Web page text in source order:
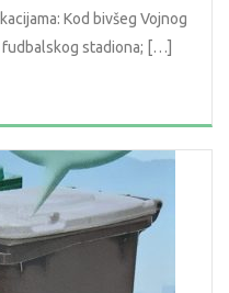
Kod bivšeg Vojnog
fudbalskog stadiona; […]